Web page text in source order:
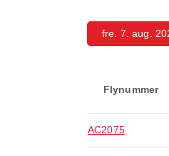
fre. 7. aug.
Flynummer
AC2075